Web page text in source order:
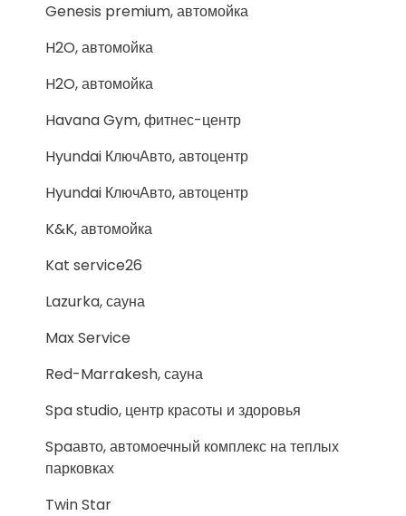
Genesis premium, автомойка
H2O, автомойка
H2O, автомойка
Havana Gym, фитнес-центр
Hyundai КлючАвто, автоцентр
Hyundai КлючАвто, автоцентр
K&K, автомойка
Kat service26
Lazurka, сауна
Max Service
Red-Marrakesh, сауна
Spa studio, центр красоты и здоровья
Spaавто, автомоечный комплекс на теплых
парковках
Twin Star